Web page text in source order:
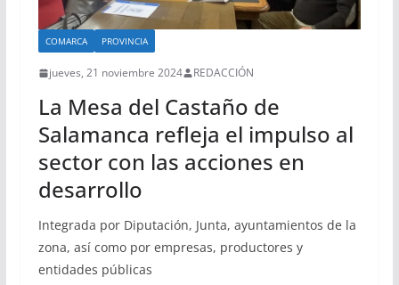
COMARCA PROVINCIA
jueves, 21 noviembre 2024 REDACCIÓN
La Mesa del Castaño de
Salamanca refleja el impulso al
sector con las acciones en
desarrollo
Integrada por Diputación, Junta, ayuntamientos de la
zona, así como por empresas, productores y
entidades públicas